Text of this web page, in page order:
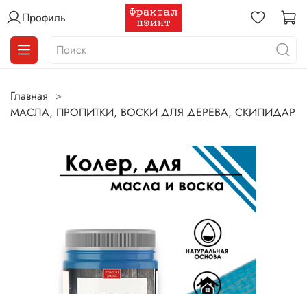
Профиль
Главная
МАСЛА, ПРОПИТКИ, ВОСКИ ДЛЯ ДЕРЕВА, СКИПИДАР